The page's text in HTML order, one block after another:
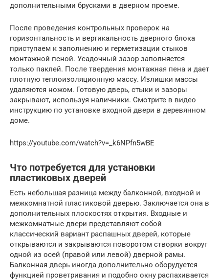
дополнительными брусками в дверном проеме.
После проведения контрольных проверок на
горизонтальность и вертикальность дверного блока
приступаем к заполнению и герметизации стыков
монтажной пеной. Усадочный зазор заполняется
только паклей. После твердения монтажная пена и дает
плотную теплоизоляционную массу. Излишки массы
удаляются ножом. Готовую дверь, стыки и зазоры
закрывают, используя наличники. Смотрите в видео
инструкцию по установке входной двери в деревянном
доме.
https://youtube.com/watch?v=_k6NPfn5wBE
Что потребуется для установки
пластиковых дверей
Есть небольшая разница между балконной, входной и
межкомнатной пластиковой дверью. Заключается она в
дополнительных плоскостях открытия. Входные и
межкомнатные двери представляют собой
классический вариант распашных дверей, которые
открываются и закрываются поворотом створки вокруг
одной из осей (правой или левой) дверной рамы.
Балконная дверь иногда дополнительно оборудуется
функцией проветривания и подобно окну распахивается